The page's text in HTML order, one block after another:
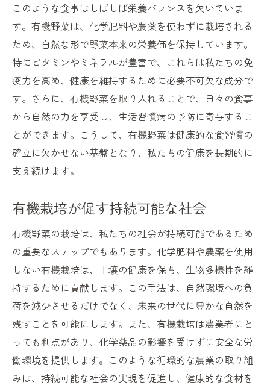
このような食事はしばしば栄養バランスを欠いていま
す。有機野菜は、化学肥料や農薬を使わずに栽培される
ため、自然な形で野菜本来の栄養価を保持しています。
特にビタミンやミネラルが豊富で、これらは私たちの免
疫力を高め、健康を維持するために必要不可欠な成分で
す。さらに、有機野菜を取り入れることで、日々の食事
から自然の力を享受し、生活習慣病の予防に寄与するこ
とができます。こうして、有機野菜は健康的な食習慣の
確立に欠かせない基盤となり、私たちの健康を長期的に
支え続けます。
有機栽培が促す持続可能な社会
有機野菜の栽培は、私たちの社会が持続可能であるため
の重要なステップでもあります。化学肥料や農薬を使用
しない有機栽培は、土壌の健康を保ち、生物多様性を維
持するために貢献します。この手法は、自然環境への負
荷を減少させるだけでなく、未来の世代に豊かな自然を
残すことを可能にします。また、有機栽培は農業者にと
っても利点があり、化学薬品の影響を受けずに安全な労
働環境を提供します。このような循環的な農業の取り組
みは、持続可能な社会の実現を促進し、健康的な食材を